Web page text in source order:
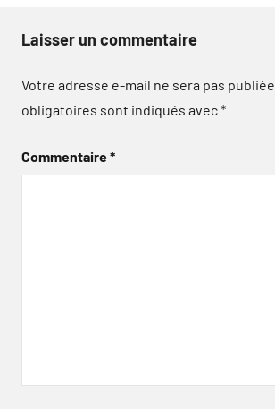
Laisser un commentaire
Votre adresse e-mail ne sera pas publiée.
obligatoires sont indiqués avec*
Commentaire*